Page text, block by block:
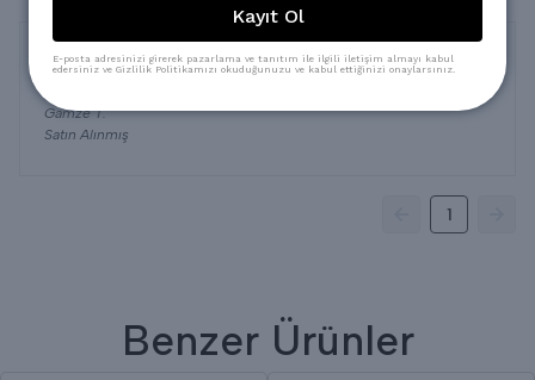
Gamze T.
Satın Alınmış
1
Benzer Ürünler
Kayıt Ol
E-posta adresinizi girerek pazarlama ve tanıtım ile ilgili iletişim almayı kabul
edersiniz ve Gizlilik Politikamızı okuduğunuzu ve kabul ettiğinizi onaylarsınız.